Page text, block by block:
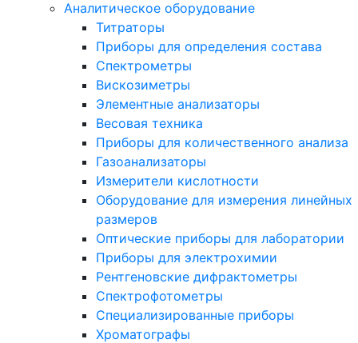
Аналитическое оборудование
Титраторы
Приборы для определения состава
Спектрометры
Вискозиметры
Элементные анализаторы
Весовая техника
Приборы для количественного анализа
Газоанализаторы
Измерители кислотности
Оборудование для измерения линейных
размеров
Оптические приборы для лаборатории
Приборы для электрохимии
Рентгеновские дифрактометры
Спектрофотометры
Специализированные приборы
Хроматографы